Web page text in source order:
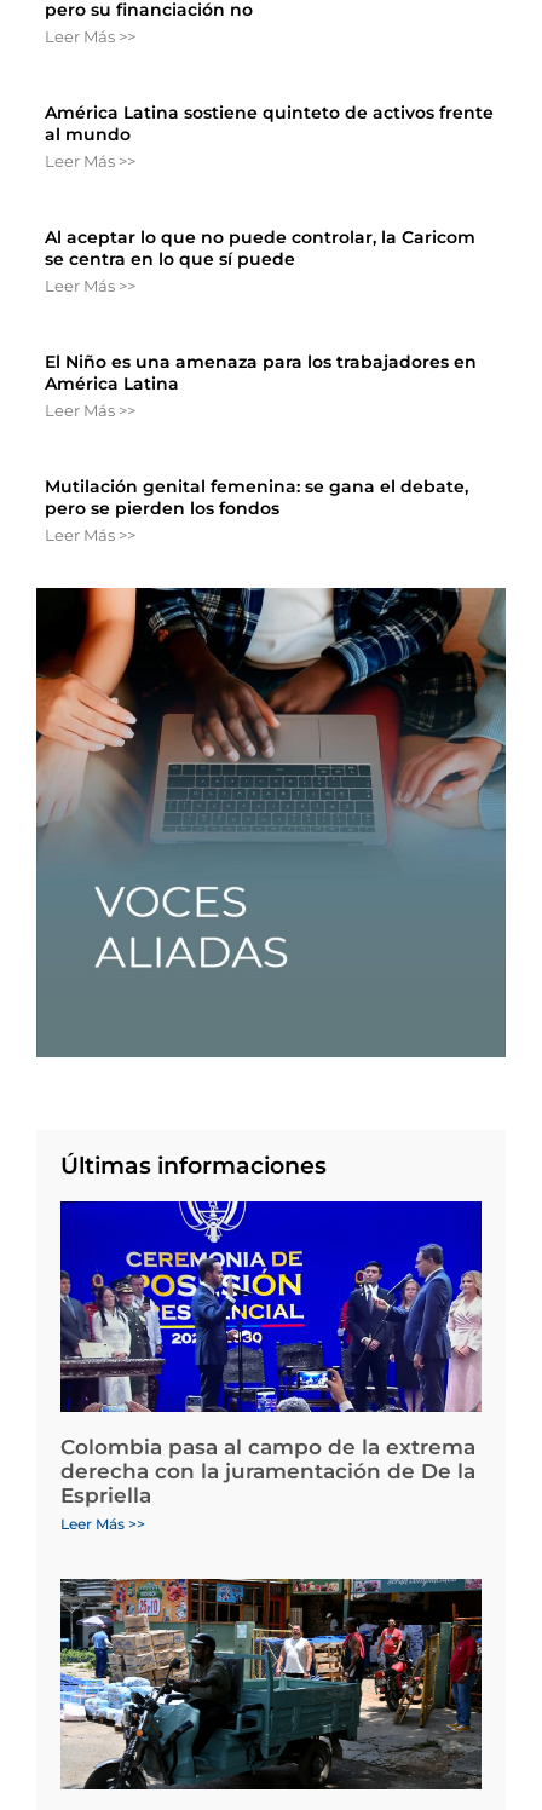
pero su financiación no
Leer Más >>
América Latina sostiene quinteto de activos frente
al mundo
Leer Más >>
Al aceptar lo que no puede controlar, la Caricom
se centra en lo que sí puede
Leer Más >>
El Niño es una amenaza para los trabajadores en
América Latina
Leer Más >>
Mutilación genital femenina: se gana el debate,
pero se pierden los fondos
Leer Más >>
Últimas informaciones
Colombia pasa al campo de la extrema
derecha con la juramentación de De la
Espriella
Leer Más >>